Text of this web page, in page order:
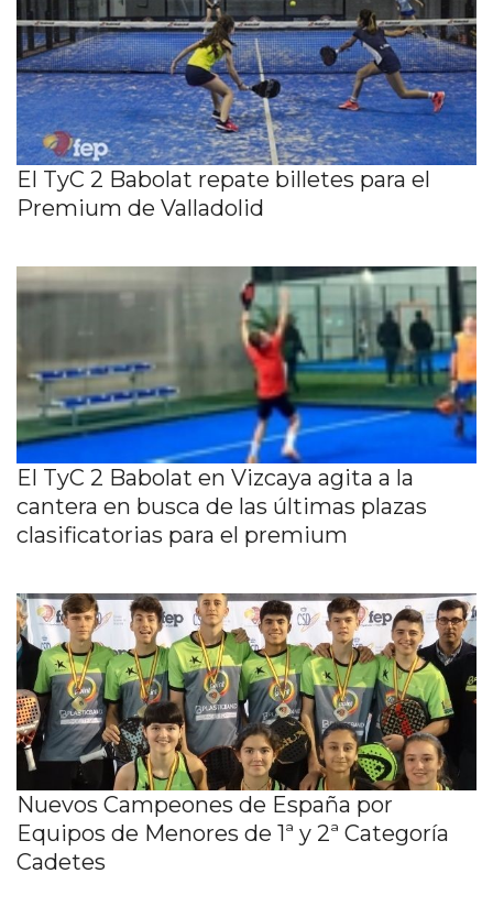
El TyC 2 Babolat repate billetes para el
Premium de Valladolid
El TyC 2 Babolat en Vizcaya agita a la
cantera en busca de las últimas plazas
clasificatorias para el premium
Nuevos Campeones de España por
Equipos de Menores de 1ª y 2ª Categoría
Cadetes